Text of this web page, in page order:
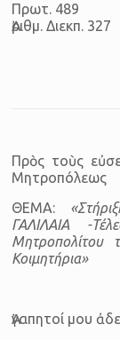
Πρωτ. 489
Ἀριθμ. Διεκπ. 327
Πρὸς τοὺς
Μητροπόλεως
ΘΕΜΑ:
ΓΑΛΙΛΑΙΑ -
Κοιμητήρια»
Ἀγαπητοί μου